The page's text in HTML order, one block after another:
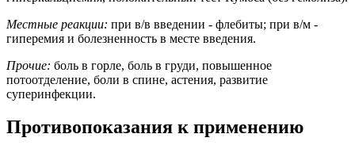
Местные реакции: при в/в введении - флебиты; при в/м -
гиперемия и болезненность в месте введения.
Прочие: боль в горле, боль в груди, повышенное
потоотделение, боли в спине, астения, развитие
суперинфекции.
Противопоказания к применению